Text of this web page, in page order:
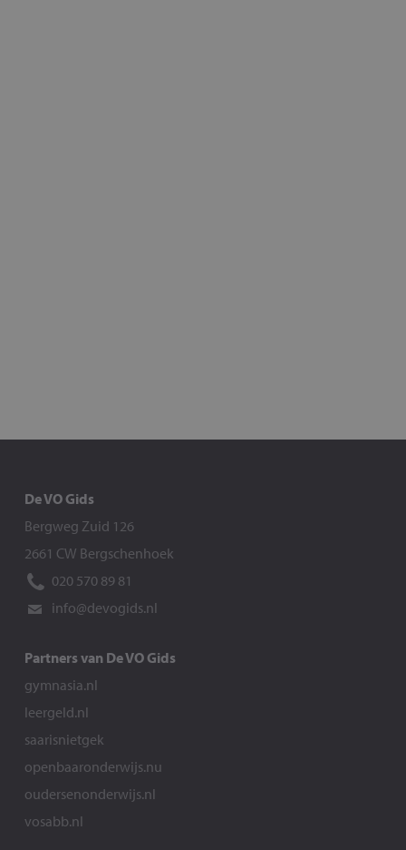
De VO Gids
Bergweg Zuid 126
2661 CW Bergschenhoek
020 570 89 81
info@devogids.nl
Partners van De VO Gids
gymnasia.nl
leergeld.nl
saarisnietgek
openbaaronderwijs.nu
oudersenonderwijs.nl
vosabb.nl